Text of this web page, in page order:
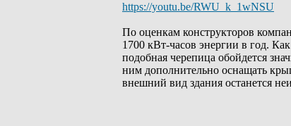
https://youtu.be/RWU_k_1wNSU
По оценкам конструкторов
1700 кВт-часов энергии в год.
подобная черепица обойдется
ним дополнительно оснащать
внешний вид здания останется